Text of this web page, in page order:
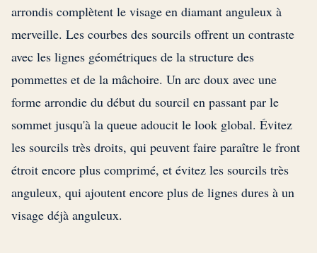
arrondis complètent le visage en diamant anguleux à
merveille. Les courbes des sourcils offrent un contraste
avec les lignes géométriques de la structure des
pommettes et de la mâchoire. Un arc doux avec une
forme arrondie du début du sourcil en passant par le
sommet jusqu'à la queue adoucit le look global. Évitez
les sourcils très droits, qui peuvent faire paraître le front
étroit encore plus comprimé, et évitez les sourcils très
anguleux, qui ajoutent encore plus de lignes dures à un
visage déjà anguleux.